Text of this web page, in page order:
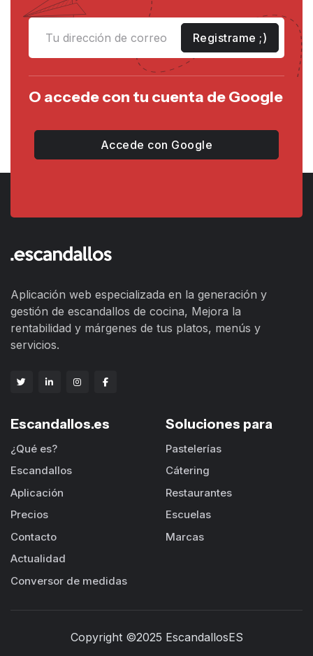
Registrame ;)
O accede con tu cuenta de Google
Accede con Google
Aplicación web especializada en la generación y
gestión de escandallos de cocina, Mejora la
rentabilidad y márgenes de tus platos, menús y
servicios.
Escandallos.es
¿Qué es?
Escandallos
Aplicación
Precios
Contacto
Actualidad
Conversor de medidas
Soluciones para
Pastelerías
Cátering
Restaurantes
Escuelas
Marcas
Copyright ©2025 EscandallosES